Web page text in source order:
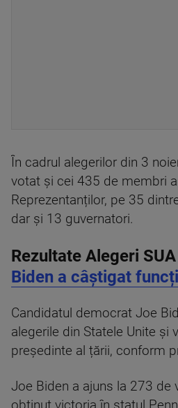
În cadrul alegerilor din 3
votat și cei 435 de membri
Reprezentanților, pe 35
dar și 13 guvernatori.
Rezultate Alegeri
Biden a câștigat
Candidatul democrat Joe
alegerile din Statele Unite și
președinte al țării, conform
Joe Biden a ajuns la 273 de